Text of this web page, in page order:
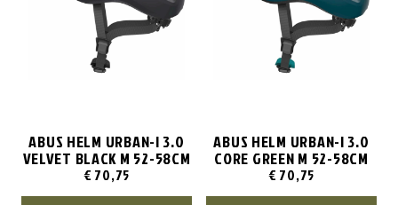
ABUS HELM URBAN-I 3.0
VELVET BLACK M 52-58CM
€ 70,75
ABUS HELM URBAN-I 3.0
CORE GREEN M 52-58CM
€ 70,75